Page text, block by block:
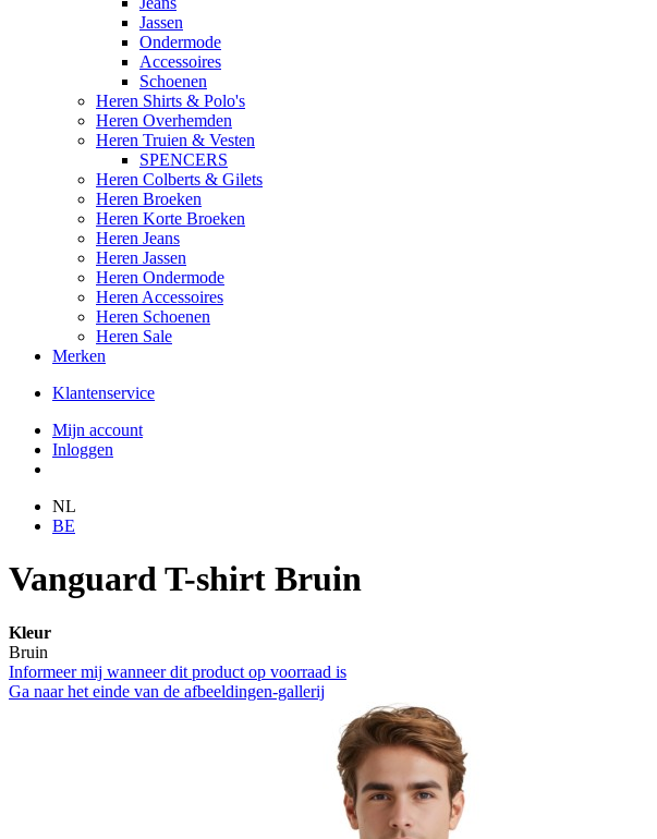
Jassen
Ondermode
Accessoires
Schoenen
Heren Shirts & Polo's
Heren Overhemden
Heren Truien & Vesten
SPENCERS
Heren Colberts & Gilets
Heren Broeken
Heren Korte Broeken
Heren Jeans
Heren Jassen
Heren Ondermode
Heren Accessoires
Heren Schoenen
Heren Sale
Merken
Klantenservice
Mijn account
Inloggen
NL
BE
Vanguard T-shirt Bruin
Kleur
Bruin
Informeer mij wanneer dit product op voorraad is
Ga naar het einde van de afbeeldingen-gallerij